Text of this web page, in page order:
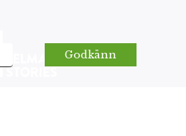
Godkänn